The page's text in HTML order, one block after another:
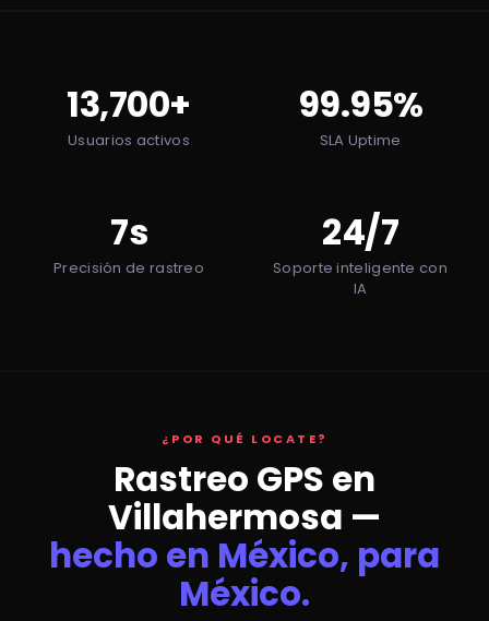
13,700+
Usuarios activos
99.95%
SLA Uptime
7s
Precisión de rastreo
24/7
Soporte inteligente con
IA
¿POR QUÉ LOCATE?
Rastreo GPS en
Villahermosa —
hecho en México, para
México.